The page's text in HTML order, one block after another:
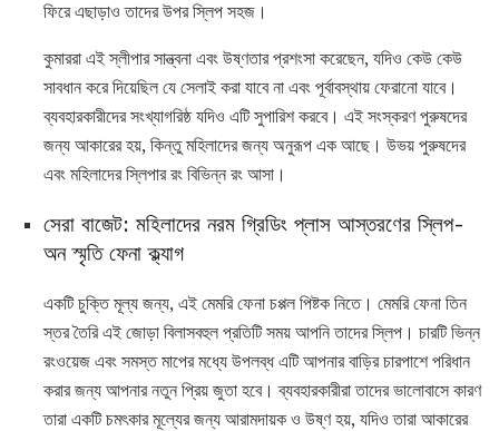
ফিরে এছাড়াও তাদের উপর স্লিপ সহজ।
কুমাররা এই স্লীপার সান্ত্বনা এবং উষ্ণতার প্রশংসা করেছেন, যদিও কেউ কেউ
সাবধান করে দিয়েছিল যে সেলাই করা যাবে না এবং পূর্বাবস্থায় ফেরানো যাবে।
ব্যবহারকারীদের সংখ্যাগরিষ্ঠ যদিও এটি সুপারিশ করবে। এই সংস্করণ পুরুষদের
জন্য আকারের হয়, কিন্তু মহিলাদের জন্য অনুরূপ এক আছে। উভয় পুরুষদের
এবং মহিলাদের স্লিপার রং বিভিন্ন রং আসা।
সেরা বাজেট: মহিলাদের নরম গ্রিডিং প্লাস আস্তরণের স্লিপ-
অন স্মৃতি ফেনা ক্ল্যাগ
একটি চুক্তি মূল্য জন্য, এই মেমরি ফেনা চপ্পল পিষ্টক নিতে। মেমরি ফেনা তিন
স্তর তৈরি এই জোড়া বিলাসবহুল প্রতিটি সময় আপনি তাদের স্লিপ। চারটি ভিন্ন
রংওয়েজ এবং সমস্ত মাপের মধ্যে উপলব্ধ এটি আপনার বাড়ির চারপাশে পরিধান
করার জন্য আপনার নতুন প্রিয় জুতা হবে। ব্যবহারকারীরা তাদের ভালোবাসে কারণ
তারা একটি চমৎকার মূল্যের জন্য আরামদায়ক ও উষ্ণ হয়, যদিও তারা আকারের